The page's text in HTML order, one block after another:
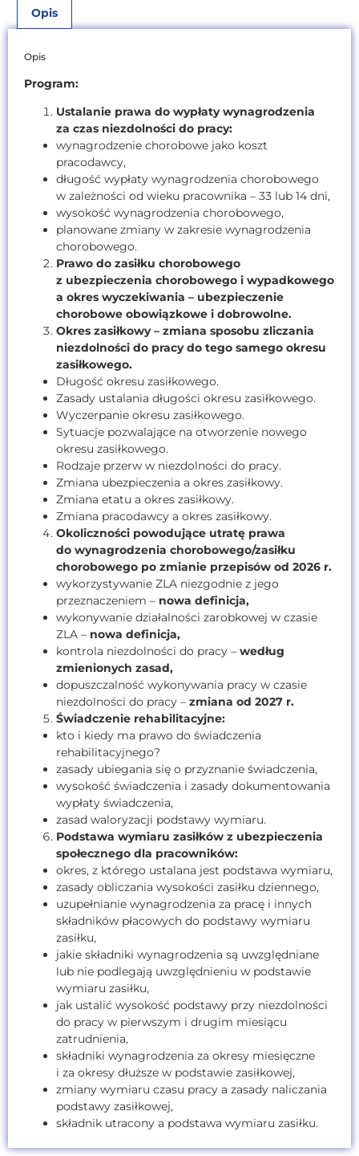
Opis
Opis
Program:
Ustalanie prawa do wypłaty wynagrodzenia
za czas niezdolności do pracy:
wynagrodzenie chorobowe jako koszt
pracodawcy,
długość wypłaty wynagrodzenia chorobowego
w zależności od wieku pracownika – 33 lub 14 dni,
wysokość wynagrodzenia chorobowego,
planowane zmiany w zakresie wynagrodzenia
chorobowego.
Prawo do zasiłku chorobowego
z ubezpieczenia chorobowego i wypadkowego
a okres wyczekiwania – ubezpieczenie
chorobowe obowiązkowe i dobrowolne.
Okres zasiłkowy – zmiana sposobu zliczania
niezdolności do pracy do tego samego okresu
zasiłkowego.
Długość okresu zasiłkowego.
Zasady ustalania długości okresu zasiłkowego.
Wyczerpanie okresu zasiłkowego.
Sytuacje pozwalające na otworzenie nowego
okresu zasiłkowego.
Rodzaje przerw w niezdolności do pracy.
Zmiana ubezpieczenia a okres zasiłkowy.
Zmiana etatu a okres zasiłkowy.
Zmiana pracodawcy a okres zasiłkowy.
Okoliczności powodujące utratę prawa
do wynagrodzenia chorobowego/zasiłku
chorobowego po zmianie przepisów od 2026 r.
wykorzystywanie ZLA niezgodnie z jego
przeznaczeniem – nowa definicja,
wykonywanie działalności zarobkowej w czasie
ZLA – nowa definicja,
kontrola niezdolności do pracy – według
zmienionych zasad,
dopuszczalność wykonywania pracy w czasie
niezdolności do pracy – zmiana od 2027 r.
Świadczenie rehabilitacyjne:
kto i kiedy ma prawo do świadczenia
rehabilitacyjnego?
zasady ubiegania się o przyznanie świadczenia,
wysokość świadczenia i zasady dokumentowania
wypłaty świadczenia,
zasad waloryzacji podstawy wymiaru.
Podstawa wymiaru zasiłków z ubezpieczenia
społecznego dla pracowników:
okres, z którego ustalana jest podstawa wymiaru,
zasady obliczania wysokości zasiłku dziennego,
uzupełnianie wynagrodzenia za pracę i innych
składników płacowych do podstawy wymiaru
zasiłku,
jakie składniki wynagrodzenia są uwzględniane
lub nie podlegają uwzględnieniu w podstawie
wymiaru zasiłku,
jak ustalić wysokość podstawy przy niezdolności
do pracy w pierwszym i drugim miesiącu
zatrudnienia,
składniki wynagrodzenia za okresy miesięczne
i za okresy dłuższe w podstawie zasiłkowej,
zmiany wymiaru czasu pracy a zasady naliczania
podstawy zasiłkowej,
składnik utracony a podstawa wymiaru zasiłku.